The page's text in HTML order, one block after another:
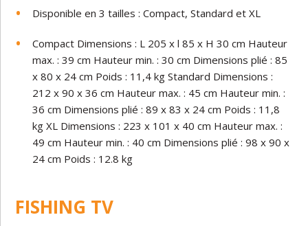
Disponible en 3 tailles : Compact, Standard et XL
Compact Dimensions : L 205 x l 85 x H 30 cm Hauteur
max. : 39 cm Hauteur min. : 30 cm Dimensions plié : 85
x 80 x 24 cm Poids : 11,4 kg Standard Dimensions :
212 x 90 x 36 cm Hauteur max. : 45 cm Hauteur min. :
36 cm Dimensions plié : 89 x 83 x 24 cm Poids : 11,8
kg XL Dimensions : 223 x 101 x 40 cm Hauteur max. :
49 cm Hauteur min. : 40 cm Dimensions plié : 98 x 90 x
24 cm Poids : 12.8 kg
FISHING TV